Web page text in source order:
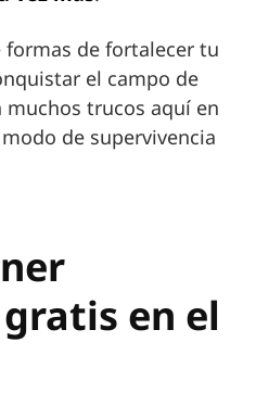
de fortalecer tu
el campo de
trucos aquí en
de supervivencia
en el